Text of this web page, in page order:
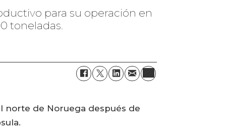
para su operación en
toneladas.
norte de Noruega después de